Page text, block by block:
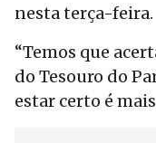
nesta terça-feira.
“Temos que
do Tesouro do
estar certo é